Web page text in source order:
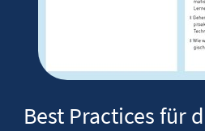
Best Practices für